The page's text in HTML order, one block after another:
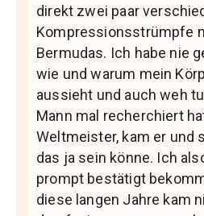
direkt zwei paar
Kompressionsstrümpfe
Bermudas. Ich habe nie
wie und warum mein
aussieht und auch weh
Mann mal recherchiert
Weltmeister, kam er und
das ja sein könne. Ich
prompt bestätigt
diese langen Jahre kam